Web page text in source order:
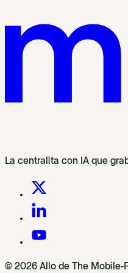
La centralita con IA que
© 2026 Allo de The Mobile-